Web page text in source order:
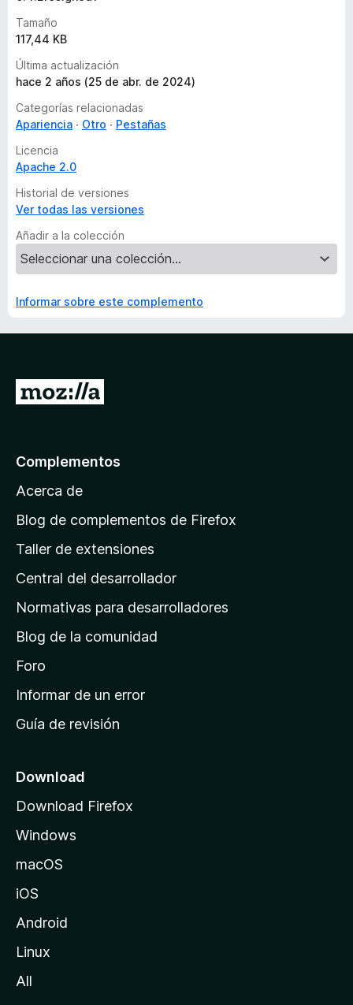
s
Tamaño
117,44 KB
Última actualización
hace 2 años (25 de abr. de 2024)
Categorías relacionadas
Apariencia
Otro
Pestañas
Licencia
Apache 2.0
Historial de versiones
Ver todas las versiones
Añadir a la colección
Informar sobre este complemento
p
á
n
a
e
i
n
c
o
e
M
i
l
Complementos
Acerca de
Blog de complementos de Firefox
Taller de extensiones
Central del desarrollador
Normativas para desarrolladores
Blog de la comunidad
Foro
Informar de un error
Guía de revisión
Download
Download Firefox
Windows
macOS
iOS
Android
Linux
All